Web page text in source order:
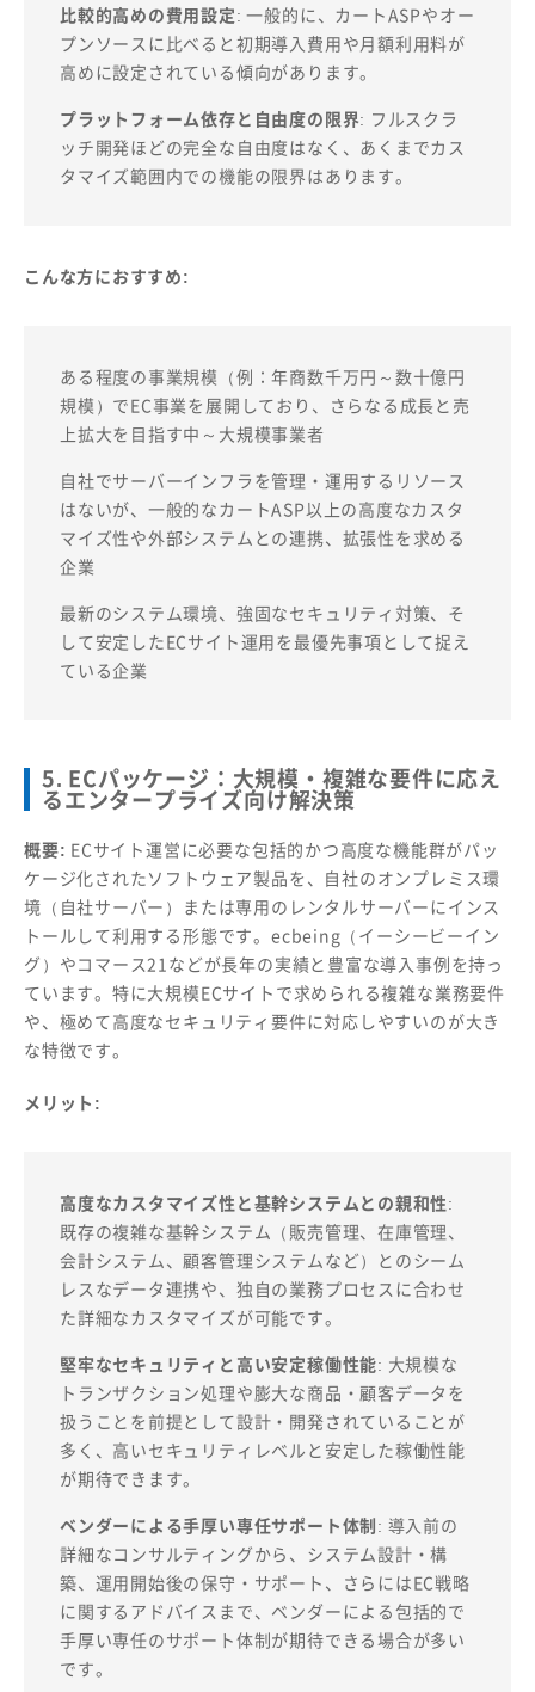
比較的高めの費用設定: 一般的に、カートASPやオー
プンソースに比べると初期導入費用や月額利用料が
高めに設定されている傾向があります。
プラットフォーム依存と自由度の限界: フルスクラ
ッチ開発ほどの完全な自由度はなく、あくまでカス
タマイズ範囲内での機能の限界はあります。
こんな方におすすめ:
ある程度の事業規模（例：年商数千万円～数十億円
規模）でEC事業を展開しており、さらなる成長と売
上拡大を目指す中～大規模事業者
自社でサーバーインフラを管理・運用するリソース
はないが、一般的なカートASP以上の高度なカスタ
マイズ性や外部システムとの連携、拡張性を求める
企業
最新のシステム環境、強固なセキュリティ対策、そ
して安定したECサイト運用を最優先事項として捉え
ている企業
5. ECパッケージ：大規模・複雑な要件に応え
るエンタープライズ向け解決策
概要: ECサイト運営に必要な包括的かつ高度な機能群がパッ
ケージ化されたソフトウェア製品を、自社のオンプレミス環
境（自社サーバー）または専用のレンタルサーバーにインス
トールして利用する形態です。ecbeing（イーシービーイン
グ）やコマース21などが長年の実績と豊富な導入事例を持っ
ています。特に大規模ECサイトで求められる複雑な業務要件
や、極めて高度なセキュリティ要件に対応しやすいのが大き
な特徴です。
メリット:
高度なカスタマイズ性と基幹システムとの親和性:
既存の複雑な基幹システム（販売管理、在庫管理、
会計システム、顧客管理システムなど）とのシーム
レスなデータ連携や、独自の業務プロセスに合わせ
た詳細なカスタマイズが可能です。
堅牢なセキュリティと高い安定稼働性能: 大規模な
トランザクション処理や膨大な商品・顧客データを
扱うことを前提として設計・開発されていることが
多く、高いセキュリティレベルと安定した稼働性能
が期待できます。
ベンダーによる手厚い専任サポート体制: 導入前の
詳細なコンサルティングから、システム設計・構
築、運用開始後の保守・サポート、さらにはEC戦略
に関するアドバイスまで、ベンダーによる包括的で
手厚い専任のサポート体制が期待できる場合が多い
です。